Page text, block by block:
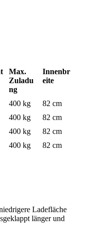
Max.
Zuladu
ng
Innenbr
eite
400 kg
82 cm
400 kg
82 cm
400 kg
82 cm
400 kg 82 cm
Ladefläche
länger und